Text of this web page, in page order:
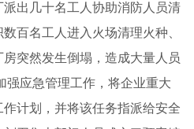
出几十名工人协助消防人员清
百名工人进入火场清理火种、
突然发生倒塌，造成大量人员
应急管理工作，将企业重大
计划，并将该任务指派给安全